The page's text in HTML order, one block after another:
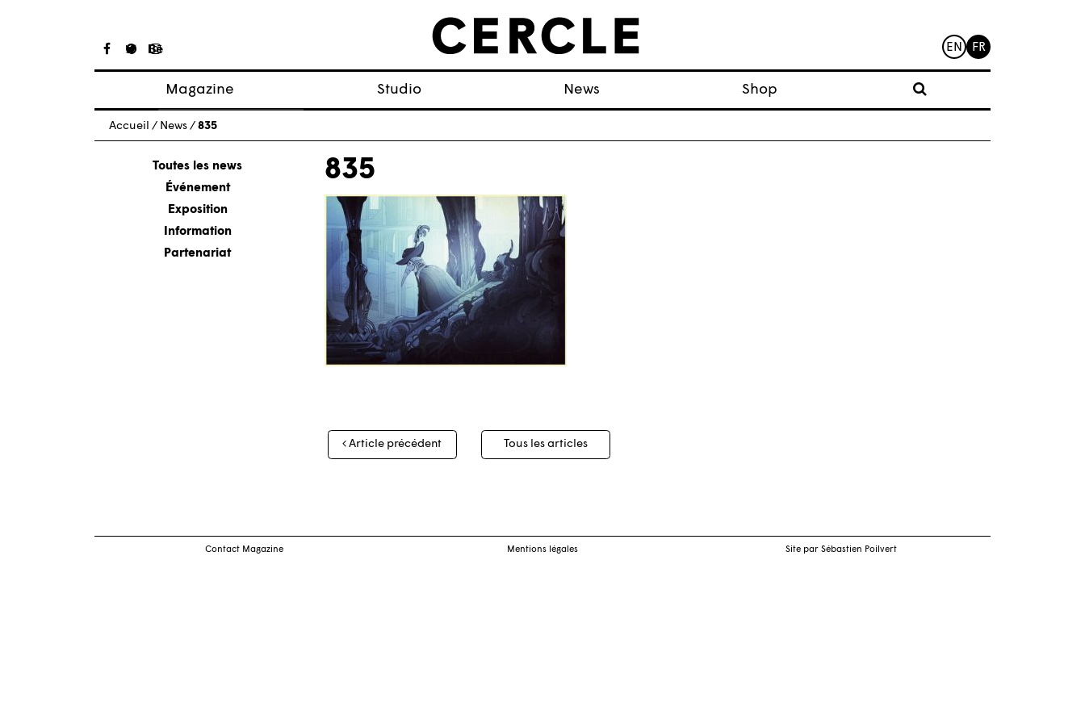
EN FR
Magazine
Articles
À propos
Numéros
Studio News Shop
Accueil / News / 835
Toutes les news
Événement
Exposition
Information
Partenariat
835
Navigation
des
Article précédent Tous les articles
Contact Magazine Mentions légales Site par Sébastien Poilvert